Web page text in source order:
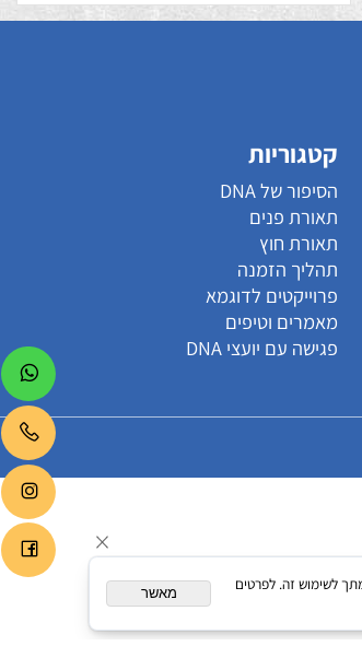
קטגוריות
הסיפור של DNA
תאורת פנים
תאורת חוץ
תהליך הזמנה
מאמרים וטיפים